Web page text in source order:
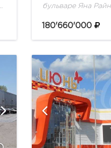
бульваре Яна
Западном районе
бульвар. Дорога...
180'660'000